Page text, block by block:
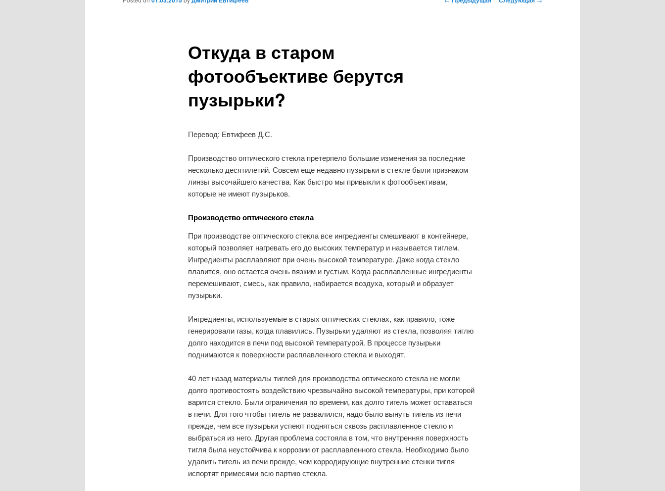
Откуда в старом
фотообъективе берутся
пузырьки?
Перевод: Евтифеев Д.С.
Производство оптического стекла претерпело большие изменения за последние
несколько десятилетий. Совсем еще недавно пузырьки в стекле были признаком
линзы высочайшего качества. Как быстро мы привыкли к фотообъективам,
которые не имеют пузырьков.
Производство оптического стекла
При производстве оптического стекла все ингредиенты смешивают в контейнере,
который позволяет нагревать его до высоких температур и называется тиглем.
Ингредиенты расплавляют при очень высокой температуре. Даже когда стекло
плавится, оно остается очень вязким и густым. Когда расплавленные ингредиенты
перемешивают, смесь, как правило, набирается воздуха, который и образует
пузырьки.
Ингредиенты, используемые в старых оптических стеклах, как правило, тоже
генерировали газы, когда плавились. Пузырьки удаляют из стекла, позволяя тиглю
долго находится в печи под высокой температурой. В процессе пузырьки
поднимаются к поверхности расплавленного стекла и выходят.
40 лет назад материалы тиглей для производства оптического стекла не могли
долго противостоять воздействию чрезвычайно высокой температуры, при которой
варится стекло. Были ограничения по времени, как долго тигель может оставаться
в печи. Для того чтобы тигель не развалился, надо было вынуть тигель из печи
прежде, чем все пузырьки успеют подняться сквозь расплавленное стекло и
выбраться из него. Другая проблема состояла в том, что внутренняя поверхность
тигля была неустойчива к коррозии от расплавленного стекла. Необходимо было
удалить тигель из печи прежде, чем корродирующие внутренние стенки тигля
испортят примесями всю партию стекла.